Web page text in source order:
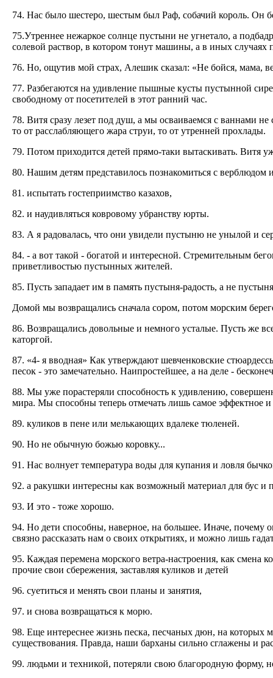
74. Нас было шестеро, шестым был Раф, собачий король. Он
75.Утреннее нежаркое солнце пустыни не угнетало, а
солевой раствор, в котором тонут машины, а в иных
76. Но, ощутив мой страх, Алешик сказал: «Не бойся, мама,
77. Разбегаются на удивление пышные кусты пустынной
свободному от посетителей в этот ранний час.
78. Витя сразу лезет под душ, а мы осваиваемся с ваннами
то от расслабляющего жара струи, то от утренней прохлады.
79. Потом приходится детей прямо-таки вытаскивать. Витя
80. Нашим детям представилось познакомиться с верблюдом
81. испытать гостеприимство казахов,
82. и наудивляться ковровому убранству юрты.
83. А я радовалась, что они увидели пустыню не унылой и
84. - а вот такой - богатой и интересной. Стремительным
приветливостью пустынных жителей.
85. Пусть западает им в память пустыня-радость, а не
Домой мы возвращались сначала сором, потом морским
86. Возвращались довольные и немного усталые. Пусть же
каторгой.
87. «4- я вводная» Как утверждают шевченковские
песок - это замечательно. Наипростейшее, а на деле -
88. Мы уже порастеряли способность к удивлению,
мира. Мы способны теперь отмечать лишь самое эффектное и
89. куликов в пене или мелькающих вдалеке тюленей.
90. Но не обычную божью коровку...
91. Нас волнует температура воды для купания и ловля
92. а ракушки интересны как возможный материал для бус и
93. И это - тоже хорошо.
94. Но дети способны, наверное, на большее. Иначе, почему
связно рассказать нам о своих открытиях, и можно лишь
95. Каждая перемена морского ветра-настроения, как
прочие свои сбережения, заставляя куликов и детей
96. суетиться и менять свои планы и занятия,
97. и снова возвращаться к морю.
98. Еще интереснее жизнь песка, песчаных дюн, на которых
существования. Правда, наши барханы сильно сглажены и
99. людьми и техникой, потеряли свою благородную форму,